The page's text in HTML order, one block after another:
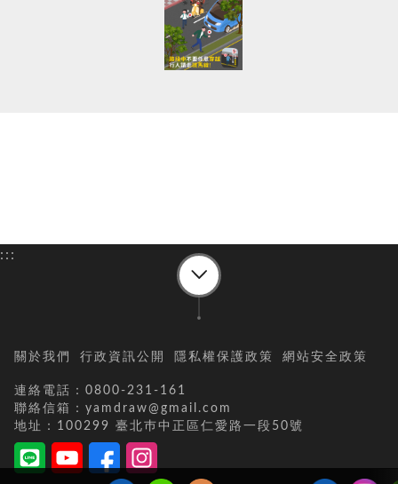
:::
關於我們 行政資訊公開 隱私權保護政策 網站安全政策
連絡電話：0800-231-161
聯絡信箱：yamdraw@gmail.com
地址：100299 臺北巿中正區仁愛路一段50號